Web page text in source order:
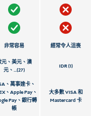
非常容易 經常令人沮喪
元、美元、澳
元、...(27)
IDR (1)
、萬事達卡、
、Apple Pay、
Pay、銀行轉
帳
大多數 VISA 和
Mastercard 卡